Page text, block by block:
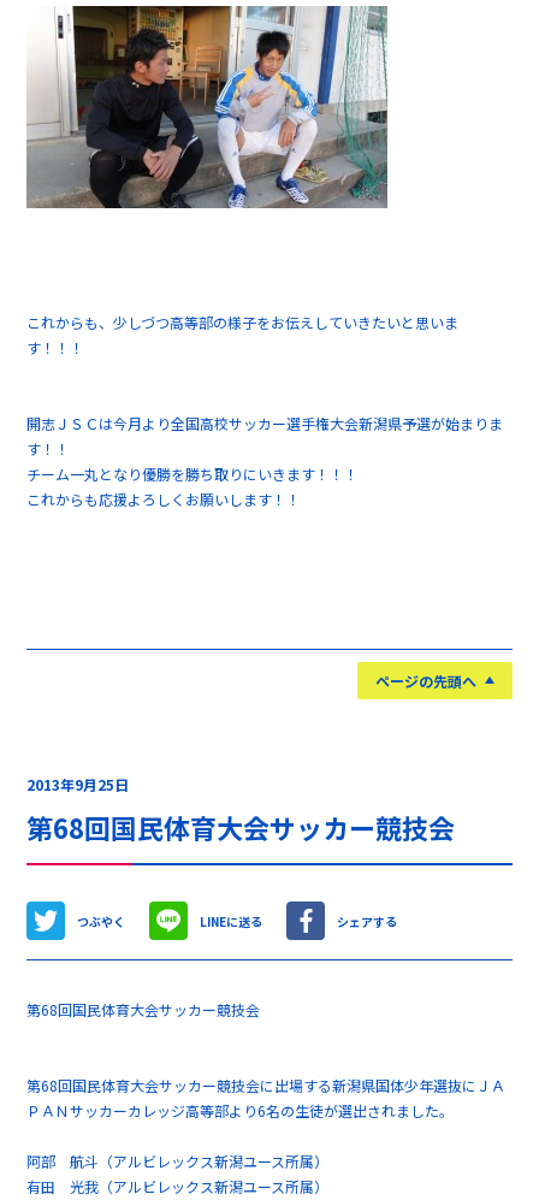
これからも、少しづつ高等部の様子をお伝えしていきたいと思いま
す！！！
開志ＪＳＣは今月より全国高校サッカー選手権大会新潟県予選が始まりま
す！！
チーム一丸となり優勝を勝ち取りにいきます！！！
これからも応援よろしくお願いします！！
ページの先頭へ
2013年9月25日
第68回国民体育大会サッカー競技会
つぶやく LINEに送る シェアする
第68回国民体育大会サッカー競技会
第68回国民体育大会サッカー競技会に出場する新潟県国体少年選抜にＪＡ
ＰＡＮサッカーカレッジ高等部より6名の生徒が選出されました。
阿部 航斗（アルビレックス新潟ユース所属）
有田 光我（アルビレックス新潟ユース所属）